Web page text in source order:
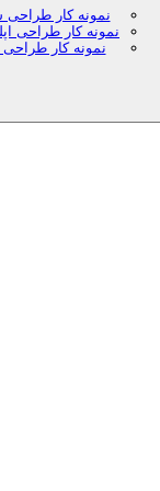
نمونه کار
نمونه کار طراحی
نمونه کار طراحی